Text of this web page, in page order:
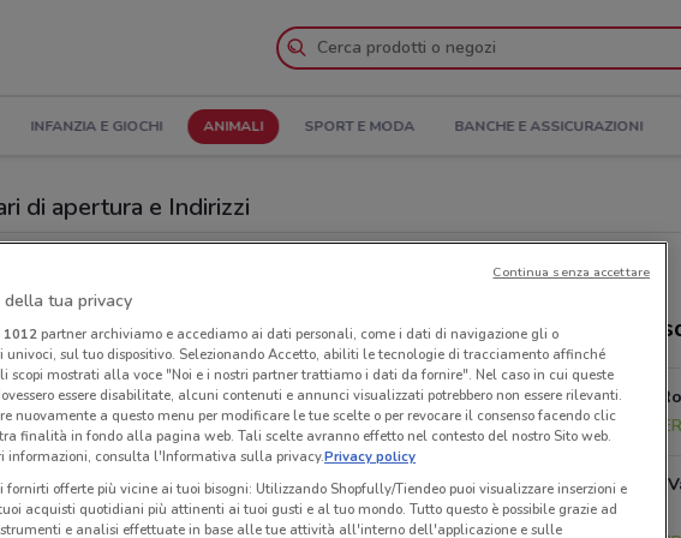
INFANZIA E GIOCHI ANIMALI SPORT E MODA BANCHE E ASSICURAZIONI
di apertura e Indirizzi
Orari e negozi
Via Monte
4.1 km
Via Angelo
Bornago
della tua privacy
1012partner archiviamo e accediamo ai dati personali, come i dati di navigazione gli o
sul tuo dispositivo. Selezionando Accetto, abiliti le tecnologie di tracciamento affinché
scopi mostrati alla voce "Noi e i nostri partner trattiamo i dati da fornire". Nel caso in cui queste
essere disabilitate, alcuni contenuti e annunci visualizzati potrebbero non essere rilevanti.
nuovamente a questo menu per modificare le tue scelte o per revocare il consenso facendo clic
finalità in fondo alla pagina web. Tali scelte avranno effetto nel contesto del nostro Sito web.
informazioni, consulta l'Informativa sulla privacy.Privacy policy
fornirti offerte più vicine ai tuoi bisogni: Utilizzando Shopfully/Tiendeo puoi visualizzare inserzioni e
acquisti quotidiani più attinenti ai tuoi gusti e al tuo mondo. Tutto questo è possibile grazie ad
e analisi effettuate in base alle tue attività all'interno dell'applicazione e sulle
Continua senza accettare